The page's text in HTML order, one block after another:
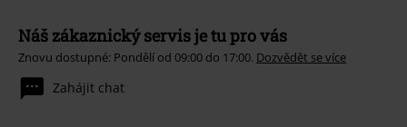
Náš zákaznický servis je tu pro vás
Znovu dostupné: Pondělí od 09:00 do 17:00. Dozvědět se více
Zahájit chat